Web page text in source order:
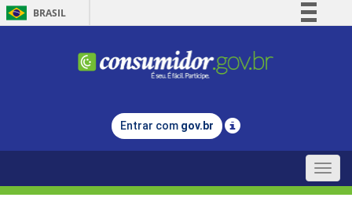
BRASIL
Comunica BR
Legislação
Entrar com gov.br
Toggle